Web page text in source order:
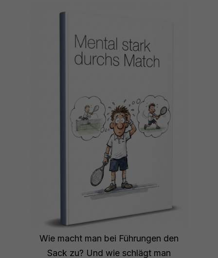
Wie macht man bei Führungen den
Sack zu? Und wie schlägt man